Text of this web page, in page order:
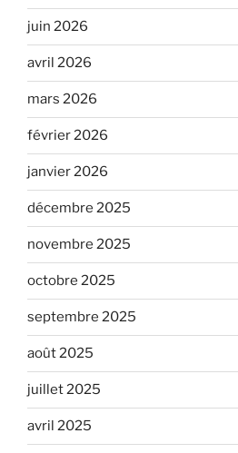
juin 2026
avril 2026
mars 2026
février 2026
janvier 2026
décembre 2025
novembre 2025
octobre 2025
septembre 2025
août 2025
juillet 2025
avril 2025